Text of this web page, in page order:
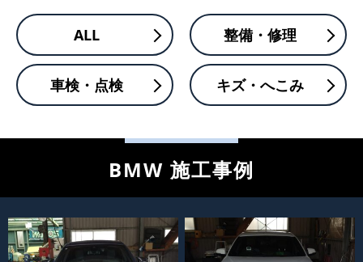
ALL 整備・修理
車検・点検 キズ・へこみ
BMW 施工事例